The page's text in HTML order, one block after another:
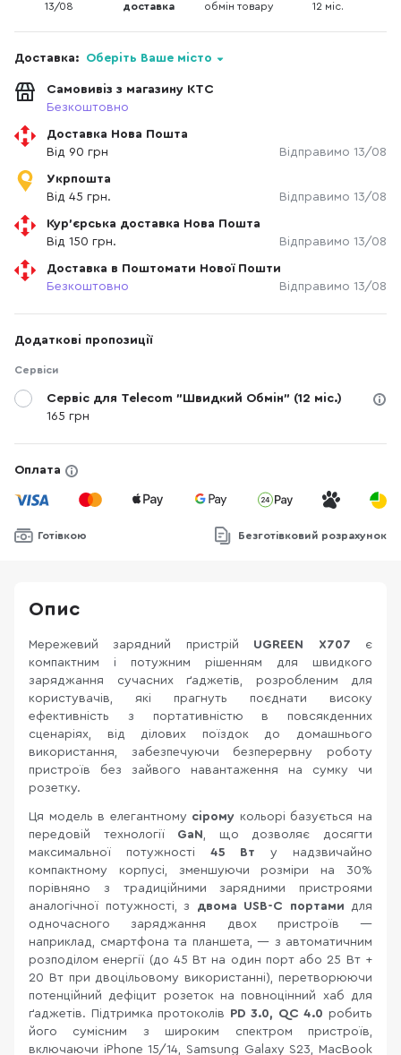
13/08
доставка
обмін товару
12 міс.
Доставка: Оберіть Ваше місто
Самовивіз з магазину КТС
Безкоштовно
Доставка Нова Пошта
Від 90 грн
Відправимо 13/08
Укрпошта
Від 45 грн.
Відправимо 13/08
Кур'єрська доставка Нова Пошта
Від 150 грн.
Відправимо 13/08
Доставка в Поштомати Нової Пошти
Безкоштовно
Відправимо 13/08
Додаткові пропозиції
Сервіси
Сервіс для Telecom "Швидкий Обмін" (12 міс.)
165 грн
Оплата
Готівкою Безготівковий розрахунок
Опис
Мережевий зарядний пристрій UGREEN X707 є
компактним і потужним рішенням для швидкого
заряджання сучасних ґаджетів, розробленим для
користувачів, які прагнуть поєднати високу
ефективність з портативністю в повсякденних
сценаріях, від ділових поїздок до домашнього
використання, забезпечуючи безперервну роботу
пристроїв без зайвого навантаження на сумку чи
розетку.
Ця модель в елегантному сірому кольорі базується на
передовій технології GaN, що дозволяє досягти
максимальної потужності 45 Вт
у надзвичайно
компактному корпусі, зменшуючи розміри на 30%
порівняно з традиційними зарядними пристроями
аналогічної потужності, з
двома USB-C портами для
одночасного заряджання двох пристроїв —
наприклад, смартфона та планшета, — з автоматичним
розподілом енергії (до 45 Вт на один порт або 25 Вт +
20 Вт при двоцільовому використанні), перетворюючи
потенційний дефіцит розеток на повноцінний хаб для
ґаджетів. Підтримка протоколів PD 3.0, QC 4.0робить
його сумісним з широким спектром пристроїв,
включаючи iPhone 15/14, Samsung Galaxy S23, MacBook